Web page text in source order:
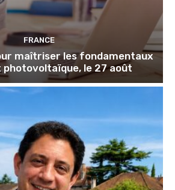
FRANCE
maîtriser les fondamentaux
photovoltaïque, le 27 août